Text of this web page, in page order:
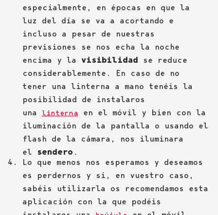
especialmente, en épocas en que la
luz del día se va a acortando e
incluso a pesar de nuestras
previsiones se nos echa la noche
encima y la visibilidad se reduce
considerablemente. En caso de no
tener una linterna a mano tenéis la
posibilidad de instalaros
una linterna en el móvil y bien con la
iluminación de la pantalla o usando el
flash de la cámara, nos iluminara
el sendero .
Lo que menos nos esperamos y deseamos
es perdernos y si, en vuestro caso,
sabéis utilizarla os recomendamos esta
aplicación con la que podéis